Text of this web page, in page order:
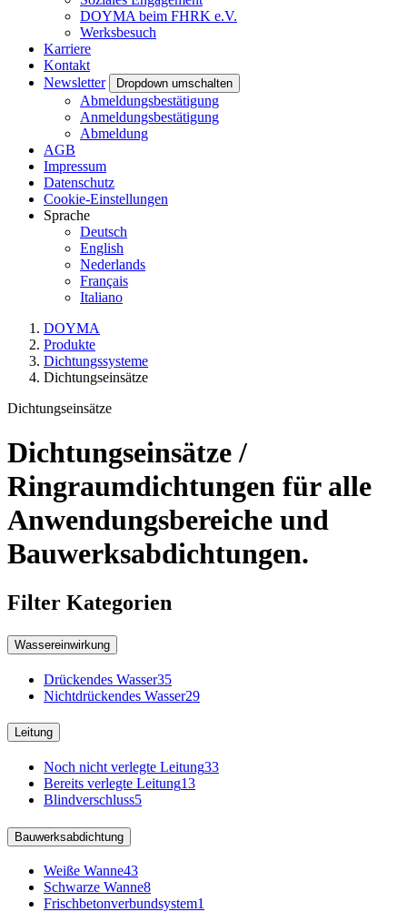
DOYMA beim FHRK e.V.
Werksbesuch
Karriere
Kontakt
Newsletter
Dropdown umschalten
Abmeldungsbestätigung
Anmeldungsbestätigung
Abmeldung
AGB
Impressum
Datenschutz
Cookie-Einstellungen
Sprache
Deutsch
English
Nederlands
Français
Italiano
DOYMA
Produkte
Dichtungssysteme
Dichtungseinsätze
Dichtungseinsätze
Dichtungseinsätze /
Ringraumdichtungen für alle
Anwendungsbereiche und
Bauwerksabdichtungen.
Filter Kategorien
Wassereinwirkung
Drückendes Wasser35
Nichtdrückendes Wasser29
Leitung
Noch nicht verlegte Leitung33
Bereits verlegte Leitung13
Blindverschluss5
Bauwerksabdichtung
Weiße Wanne43
Schwarze Wanne8
Frischbetonverbundsystem1